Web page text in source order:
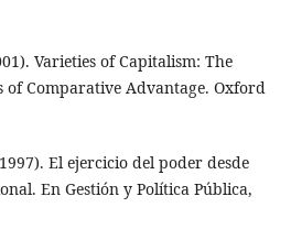
Varieties of Capitalism: The
Comparative Advantage. Oxford
El ejercicio del poder desde
En Gestión y Política Pública,